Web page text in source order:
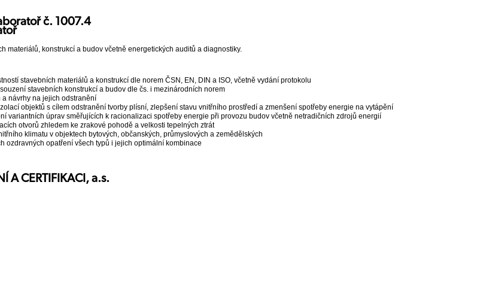
č. 1007.4
materiálů, konstrukcí a budov včetně energetických auditů a diagnostiky.
stavebních materiálů a konstrukcí dle norem ČSN, EN, DIN a ISO, včetně vydání protokolu
stavebních konstrukcí a budov dle čs. i mezinárodních norem
návrhy na jejich odstranění
objektů s cílem odstranění tvorby plísní, zlepšení stavu vnitřního prostředí a zmenšení spotřeby energie na vytápění
variantních úprav směřujících k racionalizaci spotřeby energie při provozu budov včetně netradičních zdrojů energií
otvorů zhledem ke zrakové pohodě a velkosti tepelných ztrát
klimatu v objektech bytových, občanských, průmyslových a zemědělských
ozdravných opatření všech typů i jejich optimální kombinace
A CERTIFIKACI, a.s.